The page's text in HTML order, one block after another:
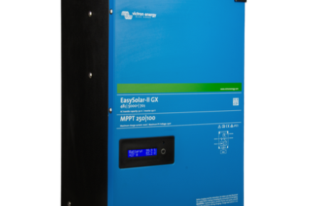
Cabluri semnalizare si control